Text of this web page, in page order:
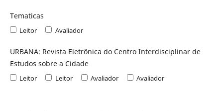
Tematicas
Leitor Avaliador
URBANA: Revista Eletrônica do Centro Interdisciplinar de
Estudos sobre a Cidade
Leitor Leitor Avaliador Avaliador